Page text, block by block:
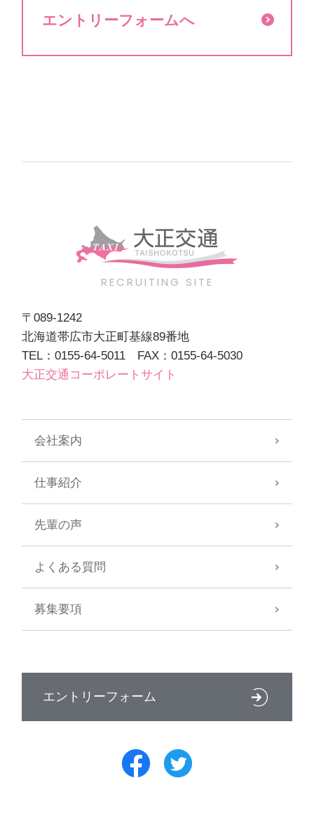
エントリーフォームへ
RECRUITING SITE
〒089-1242
北海道帯広市大正町基線89番地
TEL：0155-64-5011 FAX：0155-64-5030
大正交通コーポレートサイト
会社案内
仕事紹介
先輩の声
よくある質問
募集要項
エントリーフォーム